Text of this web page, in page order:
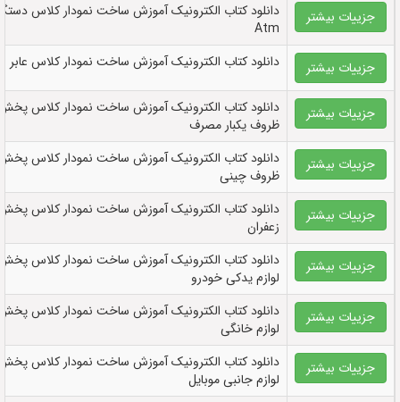
جزییات بیشتر
دانلود کتاب الکترونيک آموزش ساخت نمودار کلاس
Atm
جزییات بیشتر
دانلود کتاب الکترونيک آموزش ساخت نمودار کلاس عابر
جزییات بیشتر
دانلود کتاب الکترونيک آموزش ساخت نمودار کلاس
ظروف یکبار مصرف
جزییات بیشتر
دانلود کتاب الکترونيک آموزش ساخت نمودار کلاس
ظروف چینی
جزییات بیشتر
دانلود کتاب الکترونيک آموزش ساخت نمودار کلاس
زعفران
جزییات بیشتر
دانلود کتاب الکترونيک آموزش ساخت نمودار کلاس
لوازم یدکی خودرو
جزییات بیشتر
دانلود کتاب الکترونيک آموزش ساخت نمودار کلاس
لوازم خانگی
جزییات بیشتر
دانلود کتاب الکترونيک آموزش ساخت نمودار کلاس
لوازم جانبی موبایل